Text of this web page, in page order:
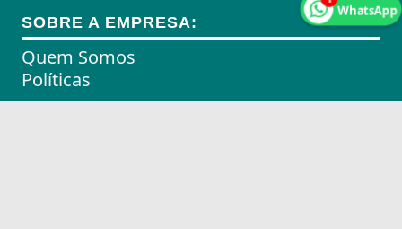
WhatsApp
Aros
Arrastes
Arruelas
SOBRE A EMPRESA:
Quem Somos
Políticas